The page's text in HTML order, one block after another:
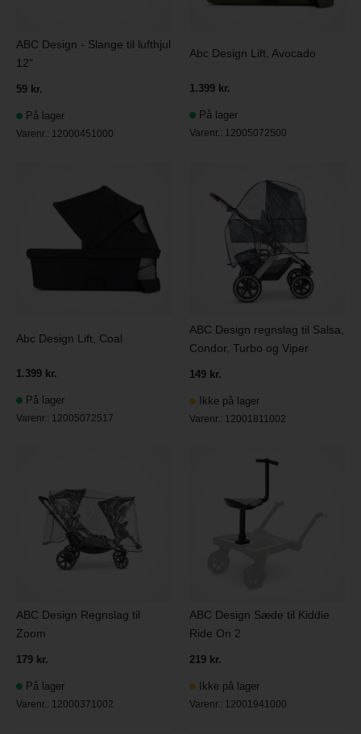
ABC Design - Slange til lufthjul
12"
59 kr.
På lager
Varenr.: 12000451000
Abc Design Lift, Avocado
1.399 kr.
På lager
Varenr.: 12005072500
Abc Design Lift, Coal
1.399 kr.
På lager
Varenr.: 12005072517
ABC Design regnslag til Salsa,
Condor, Turbo og Viper
149 kr.
Ikke på lager
Varenr.: 12001811002
ABC Design Regnslag til
Zoom
179 kr.
På lager
Varenr.: 12000371002
ABC Design Sæde til Kiddie
Ride On 2
219 kr.
Ikke på lager
Varenr.: 12001941000